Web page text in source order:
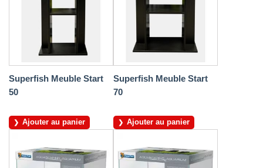
Superfish Meuble Start
50
Ajouter au panier
Superfish Meuble Start
70
Ajouter au panier